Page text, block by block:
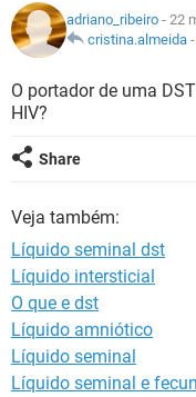
NUTRIÇÃO
SEXUALIDADE
adriano_ribeiro - 22
cristina.almeida -
O portador de uma
HIV?
Share
Veja também:
Líquido seminal dst
Líquido intersticial
O que e dst
Líquido amniótico
Líquido seminal
Líquido seminal e